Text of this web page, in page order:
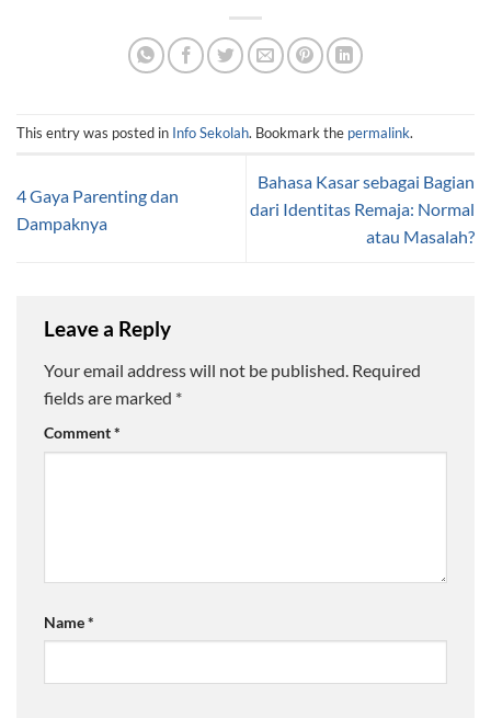
This entry was posted in Info Sekolah. Bookmark the permalink.
4 Gaya Parenting dan
Dampaknya
Bahasa Kasar sebagai Bagian
dari Identitas Remaja: Normal
atau Masalah?
Leave a Reply
Your email address will not be published. Required
fields are marked *
Comment*
Name*